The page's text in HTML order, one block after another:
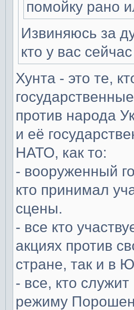
помойку рано
Извиняюсь за
кто у вас
Хунта - это те,
против народа
и её
НАТО, как то:
- вооруженный
кто принимал
сцены.
- все кто
акциях против
стране, так и в
- все, кто
режиму